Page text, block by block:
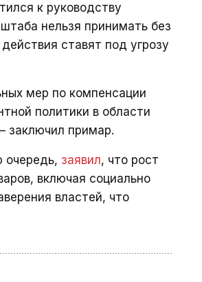
к руководству
нельзя принимать без
ставят под угрозу
мер по компенсации
политики в области
заключил примар.
очередь, заявил, что рост
включая социально
властей, что